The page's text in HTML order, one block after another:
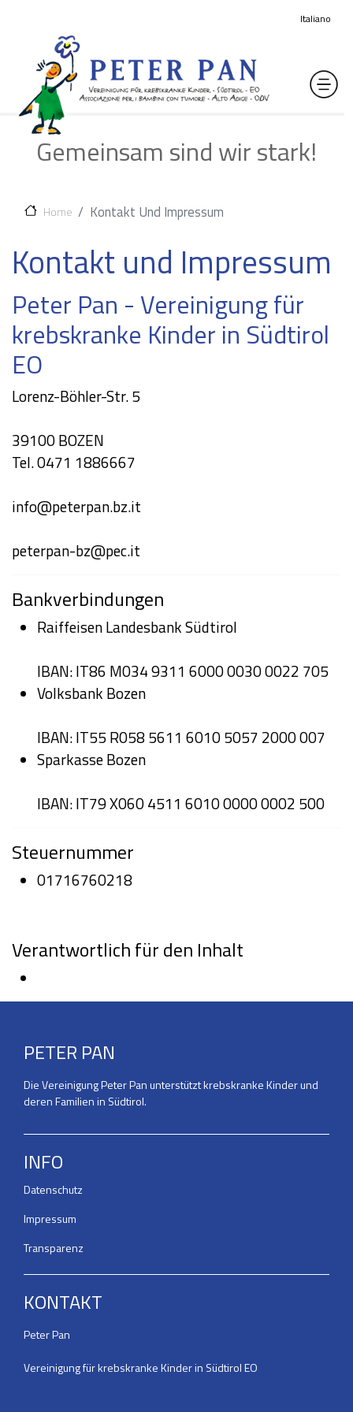
Italiano
Gemeinsam sind wir stark!
Home Kontakt Und Impressum
Kontakt und Impressum
Peter Pan - Vereinigung für
krebskranke Kinder in Südtirol
EO
Lorenz-Böhler-Str. 5
39100 BOZEN
Tel. 0471 1886667
info@peterpan.bz.it
peterpan-bz@pec.it
Bankverbindungen
Raiffeisen Landesbank Südtirol
IBAN: IT86 M034 9311 6000 0030 0022 705
Volksbank Bozen
IBAN: IT55 R058 5611 6010 5057 2000 007
Sparkasse Bozen
IBAN: IT79 X060 4511 6010 0000 0002 500
Steuernummer
01716760218
Verantwortlich für den Inhalt
PETER PAN
Die Vereinigung Peter Pan unterstützt krebskranke Kinder und
deren Familien in Südtirol.
INFO
Datenschutz
Impressum
Transparenz
KONTAKT
Peter Pan
Vereinigung für krebskranke Kinder in Südtirol EO